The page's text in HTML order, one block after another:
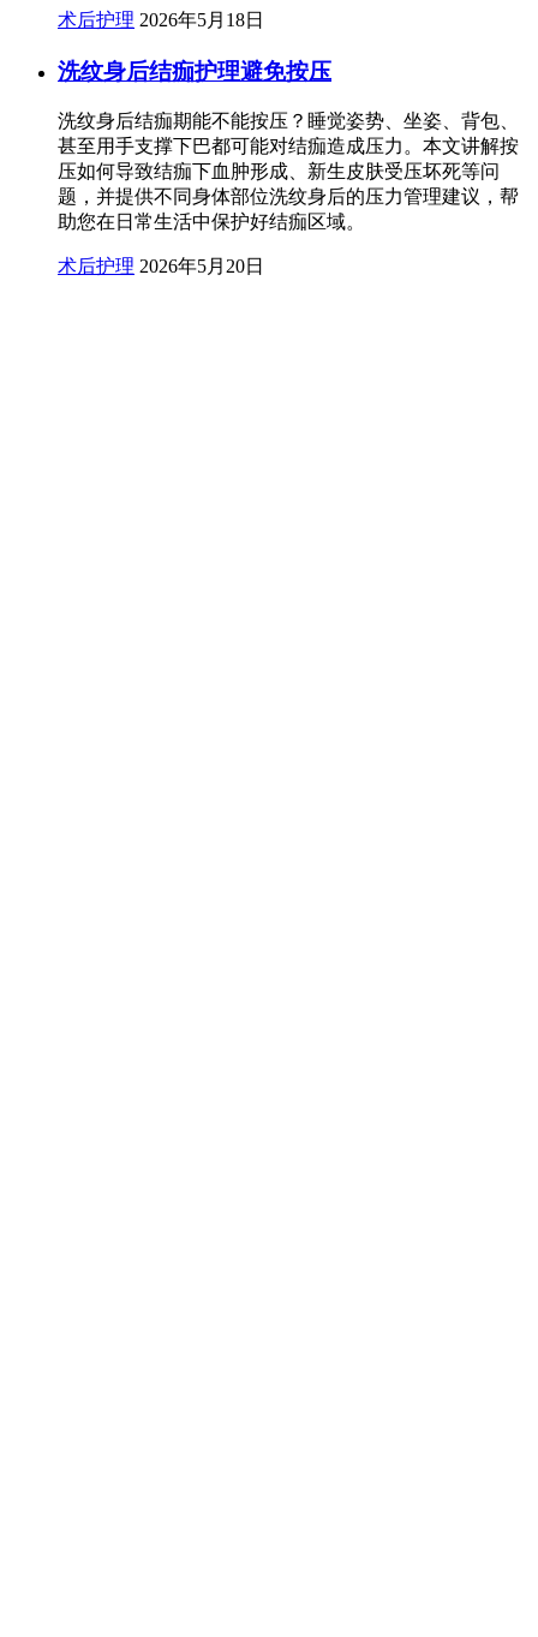
术后护理 2026年5月18日
洗纹身后结痂护理避免按压
洗纹身后结痂期能不能按压？睡觉姿势、坐姿、背包、
甚至用手支撑下巴都可能对结痂造成压力。本文讲解按
压如何导致结痂下血肿形成、新生皮肤受压坏死等问
题，并提供不同身体部位洗纹身后的压力管理建议，帮
助您在日常生活中保护好结痂区域。
术后护理 2026年5月20日